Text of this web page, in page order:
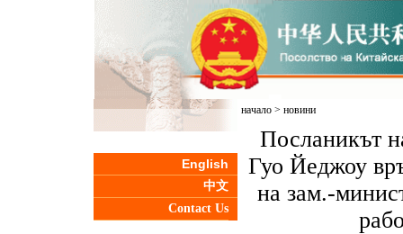
English
中文
Contact Us
начало> новини
Посланикът
Гуо Йеджоу
на зам.-